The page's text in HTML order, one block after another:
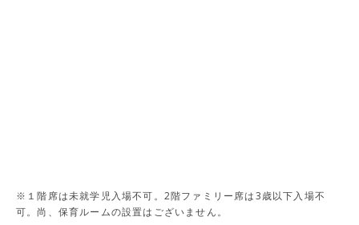
※１階席は未就学児入場不可。2階ファミリー席は3歳以下入場不
可。尚、保育ルームの設置はございません。